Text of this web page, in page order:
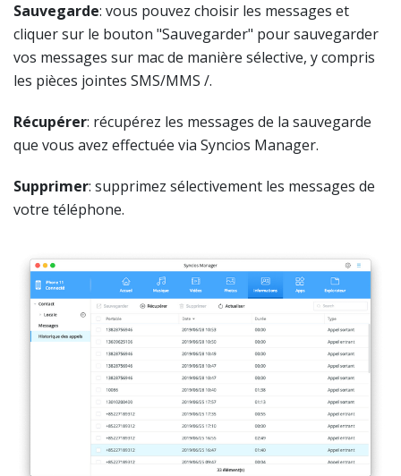
Sauvegarde: vous pouvez choisir les messages et
cliquer sur le bouton "Sauvegarder" pour sauvegarder
vos messages sur mac de manière sélective, y compris
les pièces jointes SMS/MMS /.
Récupérer: récupérez les messages de la sauvegarde
que vous avez effectuée via Syncios Manager.
Supprimer: supprimez sélectivement les messages de
votre téléphone.